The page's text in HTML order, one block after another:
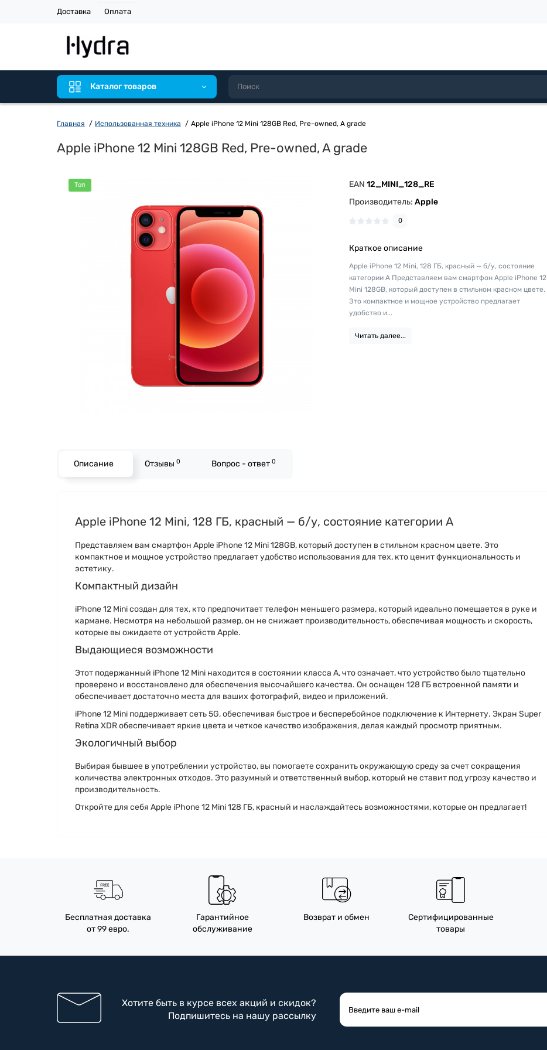
Доставка Оплата
Каталог товаров
Главная Использованная техника Apple iPhone 12 Mini 128GB Red, Pre-owned, A grade
Apple iPhone 12 Mini 128GB Red, Pre-owned, A grade
Топ EAN12_MINI_128_RE
Производитель:Apple
0
Краткое описание
Apple iPhone 12 Mini, 128 ГБ, красный — б/у, состояние
категории А Представляем вам смартфон Apple iPhone 12
Mini 128GB, который доступен в стильном красном цвете.
Это компактное и мощное устройство предлагает
удобство и...
Читать далее...
Описание Отзывы 0 Вопрос - ответ 0
Apple iPhone 12 Mini, 128 ГБ, красный — б/у, состояние категории А
Представляем вам смартфон Apple iPhone 12 Mini 128GB, который доступен в стильном красном цвете. Это
компактное и мощное устройство предлагает удобство использования для тех, кто ценит функциональность и
эстетику.
Компактный дизайн
iPhone 12 Mini создан для тех, кто предпочитает телефон меньшего размера, который идеально помещается в руке и
кармане. Несмотря на небольшой размер, он не снижает производительность, обеспечивая мощность и скорость,
которые вы ожидаете от устройств Apple.
Выдающиеся возможности
Этот подержанный iPhone 12 Mini находится в состоянии класса А, что означает, что устройство было тщательно
проверено и восстановлено для обеспечения высочайшего качества. Он оснащен 128 ГБ встроенной памяти и
обеспечивает достаточно места для ваших фотографий, видео и приложений.
iPhone 12 Mini поддерживает сеть 5G, обеспечивая быстрое и бесперебойное подключение к Интернету. Экран Super
Retina XDR обеспечивает яркие цвета и четкое качество изображения, делая каждый просмотр приятным.
Экологичный выбор
Выбирая бывшее в употреблении устройство, вы помогаете сохранить окружающую среду за счет сокращения
количества электронных отходов. Это разумный и ответственный выбор, который не ставит под угрозу качество и
производительность.
Откройте для себя Apple iPhone 12 Mini 128 ГБ, красный и наслаждайтесь возможностями, которые он предлагает!
Бесплатная доставка
от 99 евро.
Гарантийное
обслуживание
Возврат и обмен
Сертифицированные
товары
Хотите быть в курсе всех акций и скидок?
Подпишитесь на нашу рассылку